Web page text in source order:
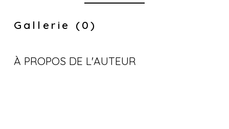
Gallerie (0)
À PROPOS DE L'AUTEUR